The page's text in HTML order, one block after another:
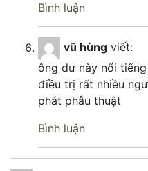
Bình luận
vũ hùng viết:
ông dư này nổi
điều trị rất nhiều
phát phẫu thuật
Bình luận